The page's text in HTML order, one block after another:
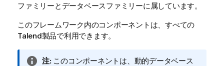
ファミリーと データベースファミリーに属しています。
このフレームワーク内のコンポーネントは、すべての
Talend製品で利用できます。
情
注:このコンポーネントは、動的データベース